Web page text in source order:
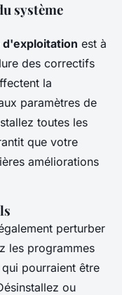
système
est à
des correctifs
la
paramètres de
toutes les
que votre
améliorations
perturber
les programmes
pourraient être
ou